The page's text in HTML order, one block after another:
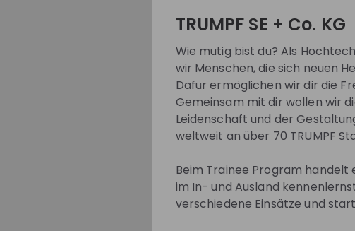
This is our promise to
business, which is not
but guides our thinking
strategic focus is
provide our people
required for ideas to
technology leaders in
take manufacturing
TRUMPF SE + Co. KG
Wie mutig bist du? Als
wir Menschen, die sich neuen
Dafür ermöglichen wir dir die
Gemeinsam mit dir wollen wir
Leidenschaft und der
weltweit an über 70 TRUMPF
Beim Trainee Program handelt
im In- und Ausland
verschiedene Einsätze und